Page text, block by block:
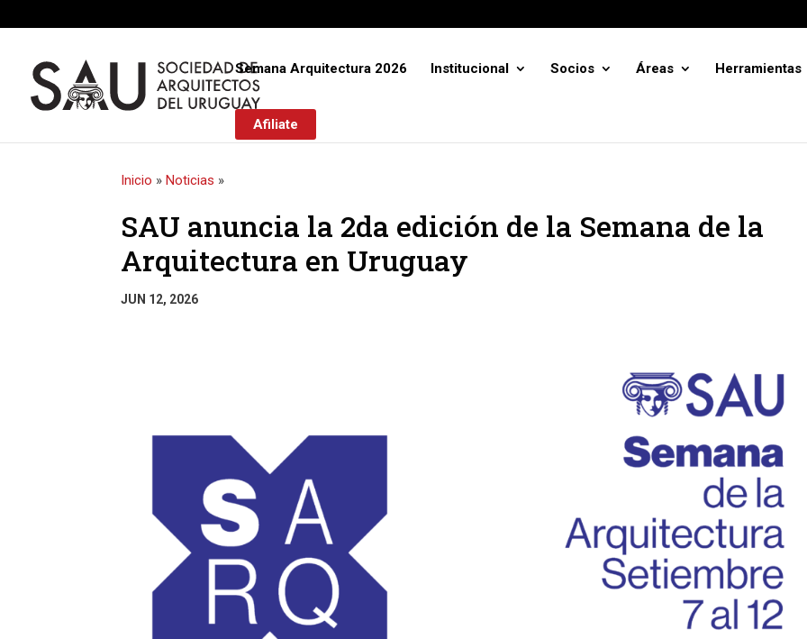
Semana Arquitectura 2026 Institucional Socios Áreas Herramientas
Afiliate
Inicio »Noticias »
SAU anuncia la 2da edición de la Semana de la
Arquitectura en Uruguay
JUN 12, 2026